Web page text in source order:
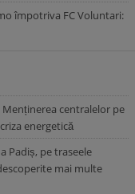
împotriva FC Voluntari:
Menținerea centralelor pe
energetică
Padiș, pe traseele
mai multe